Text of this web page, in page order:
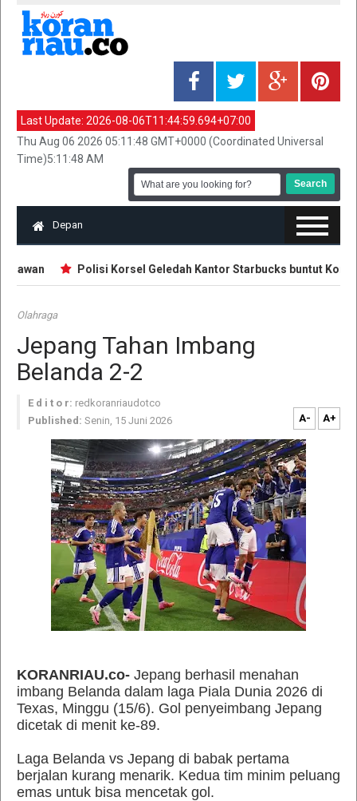
Last Update: 2026-08-06T11:44:59.694+07:00
Thu Aug 06 2026 05:11:48 GMT+0000 (Coordinated Universal
Time)5:11:48 AM
Depan
Polisi Korsel Geledah Kantor Starbucks buntut
Olahraga
Jepang Tahan Imbang
Belanda 2-2
E d i t o r: redkoranriaudotco
Published: Senin, 15 Juni 2026 A- A+
KORANRIAU.co- Jepang berhasil menahan
imbang Belanda dalam laga Piala Dunia 2026 di
Texas, Minggu (15/6). Gol penyeimbang Jepang
dicetak di menit ke-89.
Laga Belanda vs Jepang di babak pertama
berjalan kurang menarik. Kedua tim minim peluang
emas untuk bisa mencetak gol.